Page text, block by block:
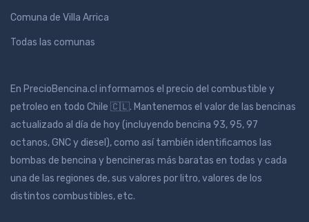
Comuna de Villa Arrica
Todas las comunas
En PrecioBencina.cl informamos el precio del combustible y
petroleo en todo Chile 🇨🇱. Mantenemos el valor de las bencinas
actualizado al día de hoy (incluyendo bencina 93, 95, 97
octanos, GNC y diesel), como así también identificamos las
bombas de bencina y bencineras más baratas en todas y cada
una de las regiones de, sus valores por litro, valores de los
distintos combustibles, etc.